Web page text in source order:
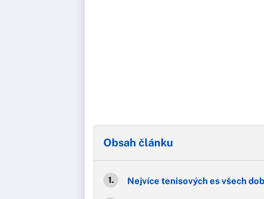
Obsah článku
Nejvíce tenisových es všech dob